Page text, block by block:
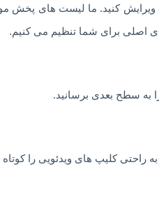
کنید. ما لیست های پخش
اصلی برای شما تنظیم می کنیم.
راحتی کلیپ های ویدئویی را کوتاه